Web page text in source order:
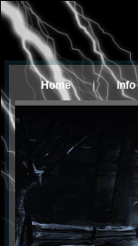
Home Info